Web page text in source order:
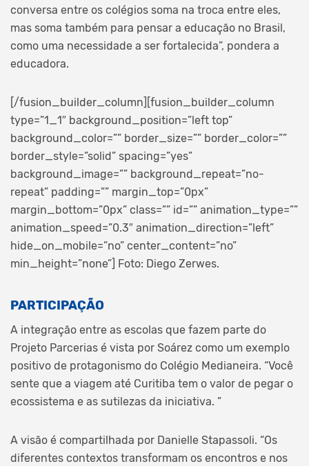
conversa entre os colégios soma na troca entre eles,
mas soma também para pensar a educação no Brasil,
como uma necessidade a ser fortalecida”, pondera a
educadora.
[/fusion_builder_column][fusion_builder_column
type=”1_1″ background_position=”left top”
background_color=”” border_size=”” border_color=””
border_style=”solid” spacing=”yes”
background_image=”” background_repeat=”no-
repeat” padding=”” margin_top=”0px”
margin_bottom=”0px” class=”” id=”” animation_type=””
animation_speed=”0.3″ animation_direction=”left”
hide_on_mobile=”no” center_content=”no”
min_height=”none”] Foto: Diego Zerwes.
PARTICIPAÇÃO
A integração entre as escolas que fazem parte do
Projeto Parcerias é vista por Soárez como um exemplo
positivo de protagonismo do Colégio Medianeira. “Você
sente que a viagem até Curitiba tem o valor de pegar o
ecossistema e as sutilezas da iniciativa. ”
A visão é compartilhada por Danielle Stapassoli. “Os
diferentes contextos transformam os encontros e nos